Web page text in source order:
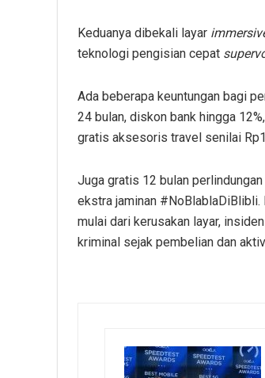
Keduanya dibekali layar
teknologi pengisian cepat
Ada beberapa keuntungan bagi
24 bulan, diskon bank hingga
gratis aksesoris travel senilai
Juga gratis 12 bulan
ekstra jaminan
mulai dari kerusakan layar,
kriminal sejak pembelian dan